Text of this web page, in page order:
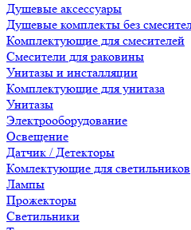
Душевые аксессуары
Душевые комплекты без
Комплектующие для смесителей
Смесители для раковины
Унитазы и инсталляции
Комплектующие для унитаза
Унитазы
Электрооборудование
Освещение
Датчик / Детекторы
Комлектующие для светильников
Лампы
Прожекторы
Светильники